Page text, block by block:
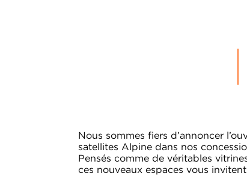
Nous sommes fiers d’annoncer
satellites Alpine dans nos
Pensés comme de véritables
ces nouveaux espaces vous